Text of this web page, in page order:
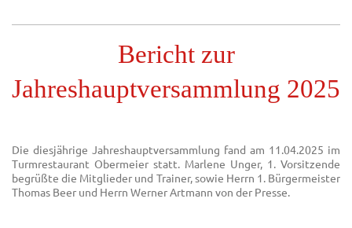
Bericht zur
Jahreshauptversammlung 2025
Die diesjährige Jahreshauptversammlung fand am 11.04.2025 im
Turmrestaurant Obermeier statt. Marlene Unger, 1. Vorsitzende
begrüßte die Mitglieder und Trainer, sowie Herrn 1. Bürgermeister
Thomas Beer und Herrn Werner Artmann von der Presse.